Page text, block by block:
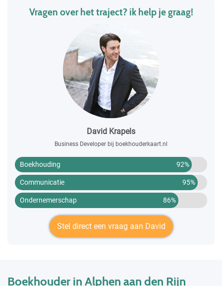
Vragen over het traject? ik help je graag!
David Krapels
Business Developer bij boekhouderkaart.nl
Boekhouding 92%
Communicatie 95%
Ondernemerschap 86%
Stel direct een vraag aan David
Boekhouder in Alphen aan den Rijn